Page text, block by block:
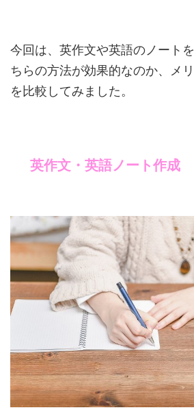
今回は、英作文や英語のノート
ちらの方法が効果的なのか、メ
を比較してみました。
英作文・英語ノート作成